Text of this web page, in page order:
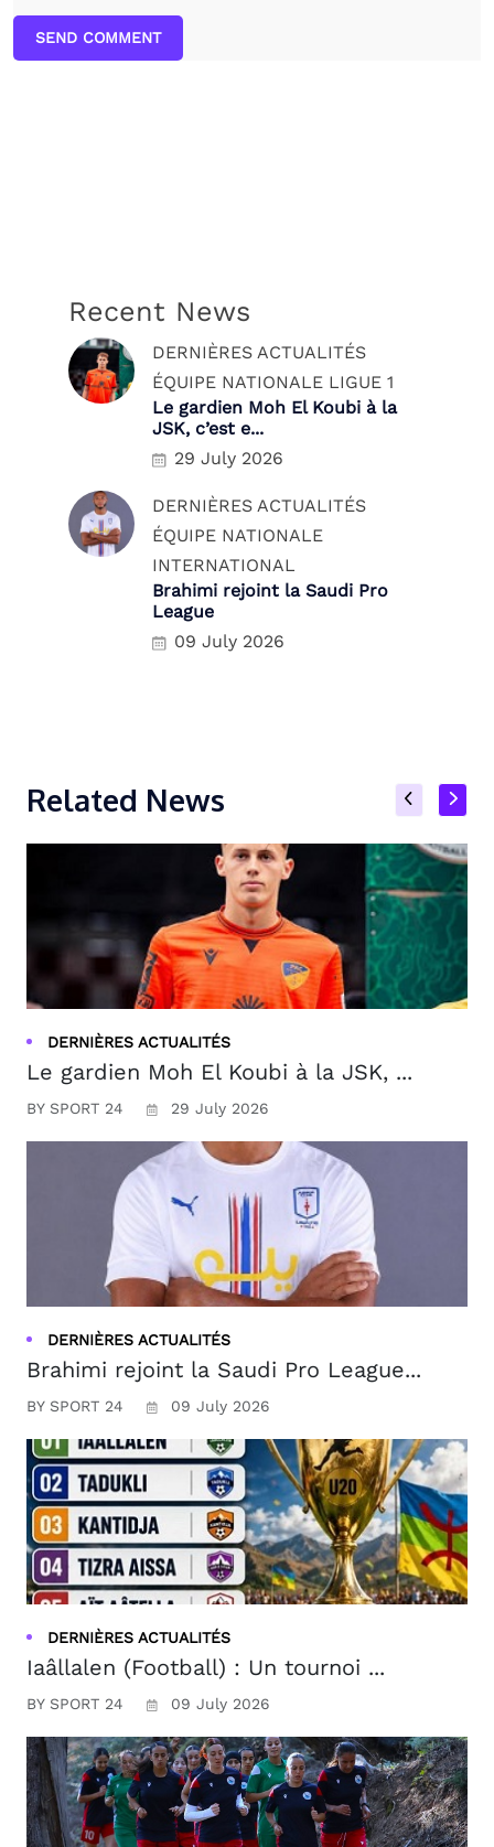
SEND COMMENT
Recent News
DERNIÈRES ACTUALITÉS
ÉQUIPE NATIONALE LIGUE 1
Le gardien Moh El Koubi à la
JSK, c’est e...
29 July 2026
DERNIÈRES ACTUALITÉS
ÉQUIPE NATIONALE
INTERNATIONAL
Brahimi rejoint la Saudi Pro
League
09 July 2026
Related News
DERNIÈRES ACTUALITÉS
Le gardien Moh El Koubi à la JSK, ...
BY SPORT 24 29 July 2026
DERNIÈRES ACTUALITÉS
Brahimi rejoint la Saudi Pro League...
BY SPORT 24 09 July 2026
DERNIÈRES ACTUALITÉS
Iaâllalen (Football) : Un tournoi ...
BY SPORT 24 09 July 2026